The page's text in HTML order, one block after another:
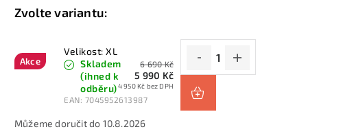
Akce
Velikost: XL
Skladem
(ihned k
odběru)
EAN: 7045952613987
6 690 Kč
5 990 Kč
4 950 Kč bez DPH
10.8.2026